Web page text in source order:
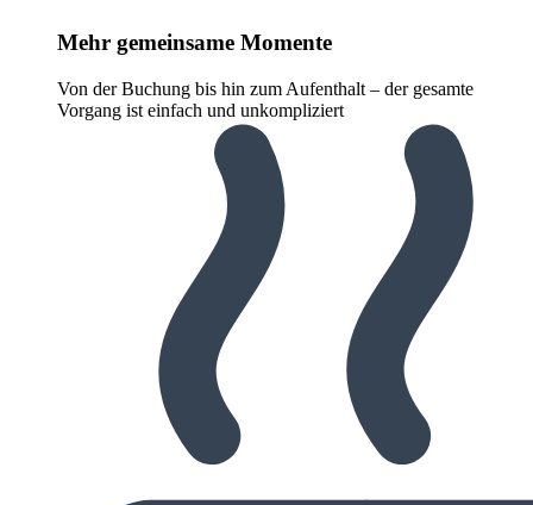
Mehr gemeinsame Momente
Von der Buchung bis hin zum Aufenthalt – der gesamte
Vorgang ist einfach und unkompliziert